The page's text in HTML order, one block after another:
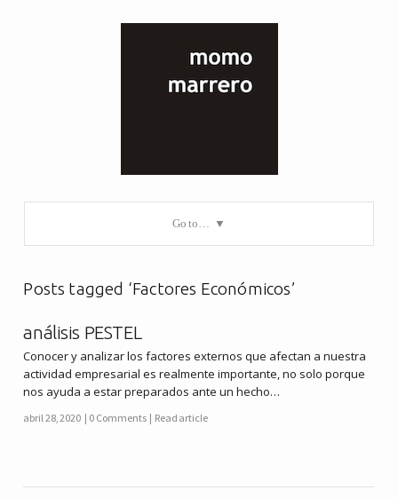
Go to…
Posts tagged ‘Factores Económicos’
análisis PESTEL
Conocer y analizar los factores externos que afectan a nuestra
actividad empresarial es realmente importante, no solo porque
nos ayuda a estar preparados ante un hecho…
abril 28, 2020 0 Comments Read article